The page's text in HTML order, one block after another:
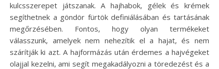
kulcsszerepet játszanak. A hajhabok, gélek és krémek
segíthetnek a göndör fürtök definiálásában és tartásának
megőrzésében. Fontos, hogy olyan termékeket
válasszunk, amelyek nem nehezítik el a hajat, és nem
szárítják ki azt. A hajformázás után érdemes a hajvégeket
olajjal kezelni, ami segít megakadályozni a töredezést és a